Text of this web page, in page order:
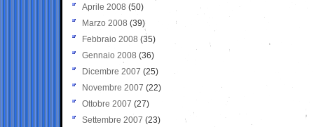
Aprile 2008 (50)
Marzo 2008 (39)
Febbraio 2008 (35)
Gennaio 2008 (36)
Dicembre 2007 (25)
Novembre 2007 (22)
Ottobre 2007 (27)
Settembre 2007 (23)